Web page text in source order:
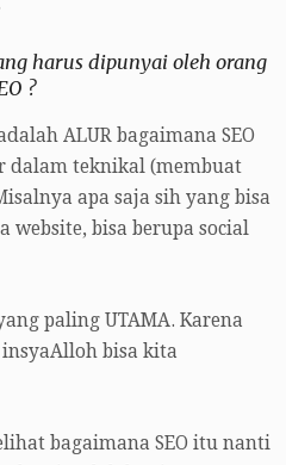
harus dipunyai oleh orang
?
ALUR bagaimana SEO
dalam teknikal (membuat
apa saja sih yang bisa
website, bisa berupa social
paling UTAMA. Karena
bisa kita
bagaimana SEO itu nanti